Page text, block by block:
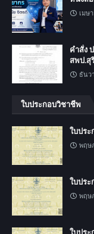
เมษ
คำสั่ง
สพป.สุ
ธันว
ใบประกอบวิชาชีพ
ใบปร
พฤษ
ใบปร
พฤษ